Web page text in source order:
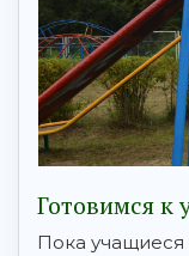
Готовимся к
Пока учащиеся